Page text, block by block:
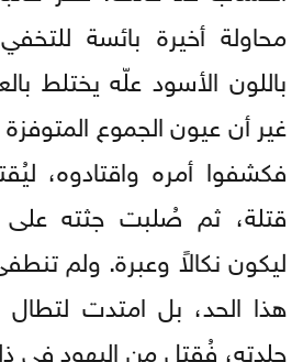
محاولة أخيرة بائسة
باللون الأسود علّه يختلط
غير أن عيون الجموع
فكشفوا أمره واقتادوه،
قتلة، ثم صُلبت جثته
ليكون نكالاً وعبرة. ولم
هذا الحد، بل امتدت لتطال
جلدته، فُقتل من اليهود في